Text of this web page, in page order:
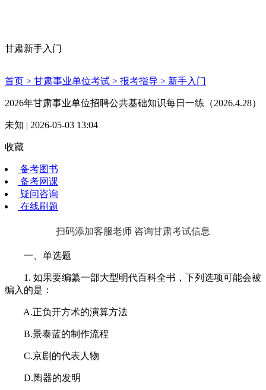
甘肃新手入门
首页 > 甘肃事业单位考试 > 报考指导 > 新手入门
2026年甘肃事业单位招聘公共基础知识每日一练（2026.4.28）
未知 | 2026-05-03 13:04
收藏
备考图书
备考网课
疑问咨询
在线刷题
扫码添加客服老师 咨询甘肃考试信息
一、单选题
1. 如果要编纂一部大型明代百科全书，下列选项可能会被
编入的是：
A.正负开方术的演算方法
B.景泰蓝的制作流程
C.京剧的代表人物
D.陶器的发明